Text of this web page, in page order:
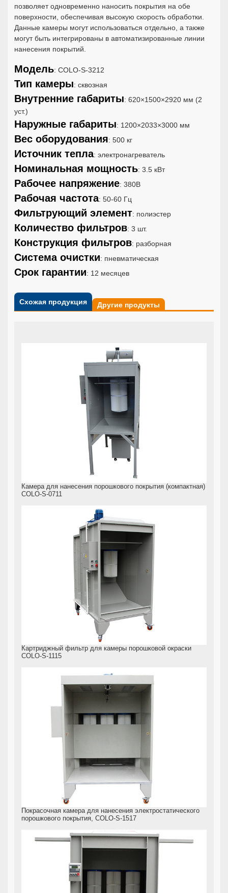
позволяет одновременно наносить покрытия на обе
поверхности, обеспечивая высокую скорость обработки.
Данные камеры могут использоваться отдельно, а также
могут быть интегрированы в автоматизированные линии
нанесения покрытий.
Модель: COLO-S-3212
Тип камеры: сквозная
Внутренние габариты: 620×1500×2920 мм (2
уст.)
Наружные габариты: 1200×2033×3000 мм
Вес оборудования: 500 кг
Источник тепла: электронагреватель
Номинальная мощность: 3.5 кВт
Рабочее напряжение: 380В
Рабочая частота: 50-60 Гц
Фильтрующий элемент: полиэстер
Количество фильтров: 3 шт.
Конструкция фильтров: разборная
Система очистки: пневматическая
Срок гарантии: 12 месяцев
Схожая продукция Другие продукты
Камера для нанесения порошкового покрытия (компактная)
COLO-S-0711
Картриджный фильтр для камеры порошковой окраски
COLO-S-1115
Покрасочная камера для нанесения электростатического
порошкового покрытия, COLO-S-1517